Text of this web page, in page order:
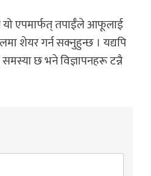
यो एपमार्फत् तपाईँले आफूलाई
शेयर गर्न सक्नुहुन्छ । यद्यपि
छ भने विज्ञापनहरू टन्नै